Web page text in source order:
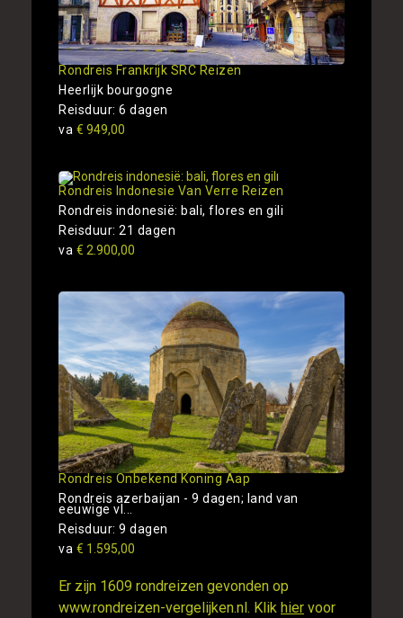
Rondreis Frankrijk SRC Reizen
Heerlijk bourgogne
Reisduur: 6 dagen
va € 949,00
Rondreis Indonesie Van Verre Reizen
Rondreis indonesië: bali, flores en gili
Reisduur: 21 dagen
va € 2.900,00
Rondreis Onbekend Koning Aap
Rondreis azerbaijan - 9 dagen; land van
eeuwige vl...
Reisduur: 9 dagen
va € 1.595,00
Er zijn 1609 rondreizen gevonden op
www.rondreizen-vergelijken.nl. Klik hier voor